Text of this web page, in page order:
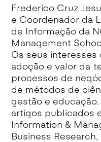
Métodos de
Descritivos
Métodos de
Preditivos
Frederico Cruz
e Coordenador da
de Informação da
Management
Os seus
adoção e valor da
processos de
de métodos de
gestão e
artigos publicados
Information &
Business